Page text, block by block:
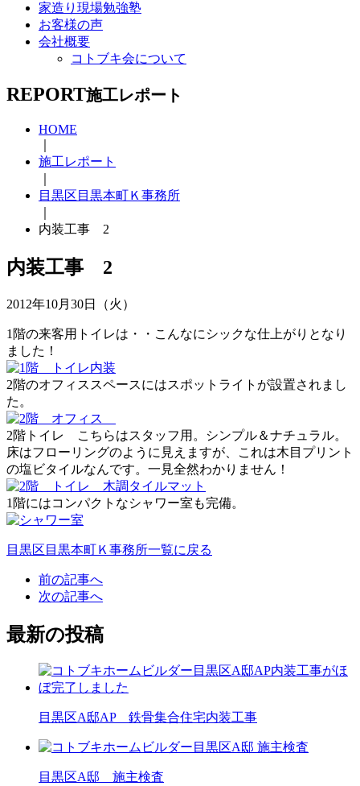
家造り現場勉強塾
お客様の声
会社概要
コトブキ会について
REPORT施工レポート
HOME
施工レポート
目黒区目黒本町Ｋ事務所
内装工事 2
内装工事 2
2012年10月30日（火）
1階の来客用トイレは・・こんなにシックな仕上がりとなり
ました！
2階のオフィススペースにはスポットライトが設置されまし
た。
2階トイレ こちらはスタッフ用。シンプル＆ナチュラル。
床はフローリングのように見えますが、これは木目プリント
の塩ビタイルなんです。一見全然わかりません！
1階にはコンパクトなシャワー室も完備。
目黒区目黒本町Ｋ事務所一覧に戻る
前の記事へ
次の記事へ
最新の投稿
目黒区A邸AP 鉄骨集合住宅内装工事
目黒区A邸 施主検査